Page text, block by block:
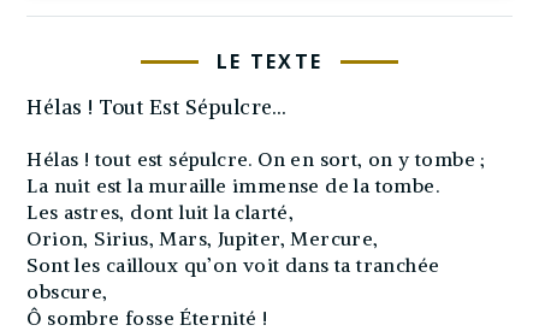
LE TEXTE
Hélas ! Tout Est Sépulcre…
Hélas ! tout est sépulcre. On en sort, on y tombe ;
La nuit est la muraille immense de la tombe.
Les astres, dont luit la clarté,
Orion, Sirius, Mars, Jupiter, Mercure,
Sont les cailloux qu’on voit dans ta tranchée
obscure,
Ô sombre fosse Éternité !